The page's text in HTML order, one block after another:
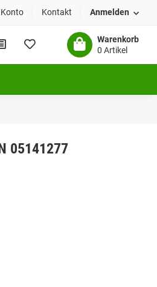
Kontakt Anmelden
Warenkorb
0 Artikel
05141277